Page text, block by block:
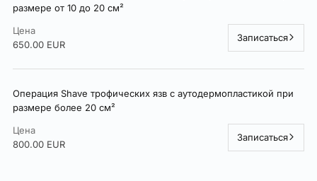
размере от 10 до 20 см²
Цена
650.00 EUR
Записаться
Операция Shave трофических язв с аутодермопластикой при
размере более 20 см²
Цена
800.00 EUR
Записаться